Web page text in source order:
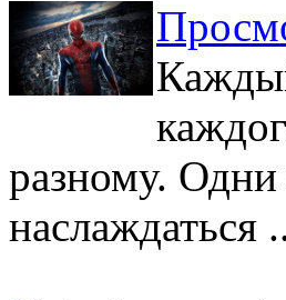
разному. Одни
наслаждаться